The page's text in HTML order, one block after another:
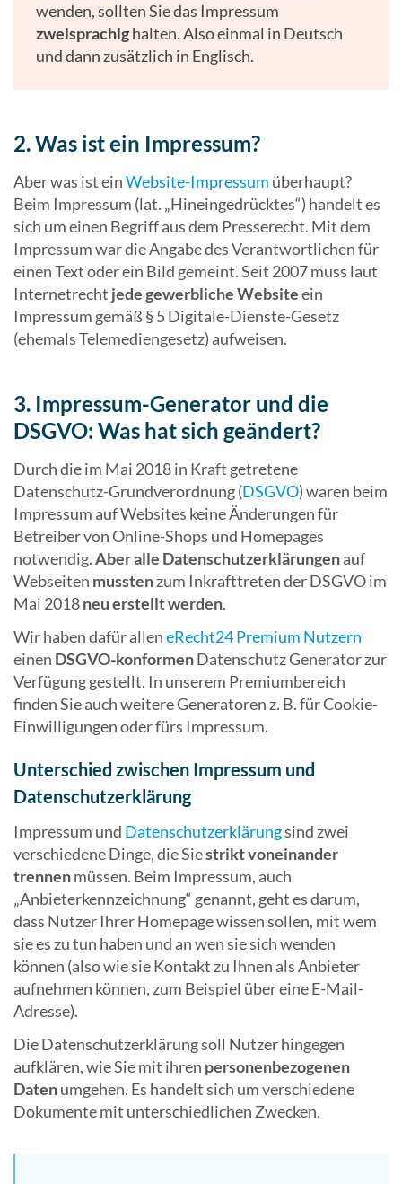
wenden, sollten Sie das Impressum
zweisprachighalten. Also einmal in Deutsch
und dann zusätzlich in Englisch.
2. Was ist ein Impressum?
Aber was ist einWebsite-Impressum überhaupt?
Beim Impressum (lat. „Hineingedrücktes“) handelt es
sich um einen Begriff aus dem Presserecht. Mit dem
Impressum war die Angabe des Verantwortlichen für
einen Text oder ein Bild gemeint. Seit 2007 muss laut
Internetrecht jede gewerbliche Websiteein
Impressum gemäß § 5 Digitale-Dienste-Gesetz
(ehemals Telemediengesetz) aufweisen.
3. Impressum-Generator und die
DSGVO: Was hat sich geändert?
Durch die im Mai 2018 in Kraft getretene
Datenschutz-Grundverordnung (DSGVO) waren beim
Impressum auf Websites keine Änderungen für
Betreiber von Online-Shops und Homepages
notwendig.Aber alle Datenschutzerklärungenauf
Webseiten musstenzum Inkrafttreten der DSGVO im
Mai 2018neu erstellt werden.
Wir haben dafür alleneRecht24 Premium Nutzern
einen DSGVO-konformenDatenschutz Generator zur
Verfügung gestellt. In unserem Premiumbereich
finden Sie auch weitere Generatoren z. B. für Cookie-
Einwilligungen oder fürs Impressum.
Unterschied zwischen Impressum und
Datenschutzerklärung
Impressum und Datenschutzerklärungsind zwei
verschiedene Dinge, die Siestrikt voneinander
trennenmüssen. Beim Impressum, auch
„Anbieterkennzeichnung“ genannt, geht es darum,
dass Nutzer Ihrer Homepage wissen sollen, mit wem
sie es zu tun haben und an wen sie sich wenden
können (also wie sie Kontakt zu Ihnen als Anbieter
aufnehmen können, zum Beispiel über eine E-Mail-
Adresse).
Die Datenschutzerklärung soll Nutzer hingegen
aufklären, wie Sie mit ihren personenbezogenen
Datenumgehen. Es handelt sich um verschiedene
Dokumente mit unterschiedlichen Zwecken.